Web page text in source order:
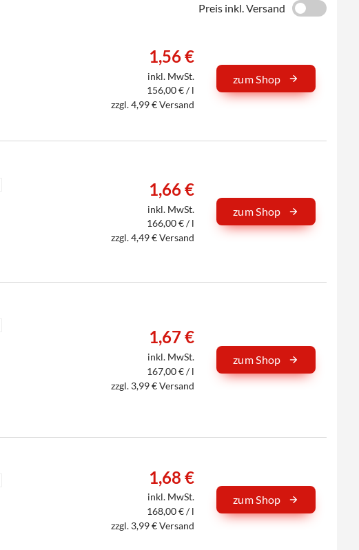
Preis inkl. Versand
1,56 €
inkl. MwSt.
156,00 € / l
zzgl. 4,99 € Versand
zum Shop
1,66 €
inkl. MwSt.
166,00 € / l
zzgl. 4,49 € Versand
zum Shop
1,67 €
inkl. MwSt.
167,00 € / l
zzgl. 3,99 € Versand
zum Shop
1,68 €
inkl. MwSt.
168,00 € / l
zzgl. 3,99 € Versand
zum Shop